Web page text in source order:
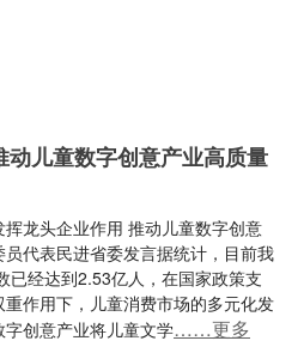
儿童数字创意产业高质量
龙头企业作用 推动儿童数字创意
代表民进省委发言据统计，目前我
已经达到2.53亿人，在国家政策支
作用下，儿童消费市场的多元化发
创意产业将儿童文学……更多